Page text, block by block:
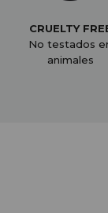
CRUELTY
No testados
animales